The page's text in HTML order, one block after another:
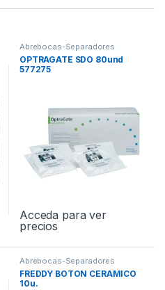
Abrebocas-Separadores
OPTRAGATE SDO 80und
577275
Acceda para ver
precios
Abrebocas-Separadores
FREDDY BOTON CERAMICO
10u.